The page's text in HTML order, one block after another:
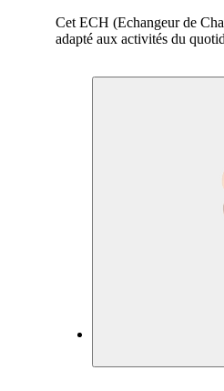
Cet ECH (Echangeur de
adapté aux activités du